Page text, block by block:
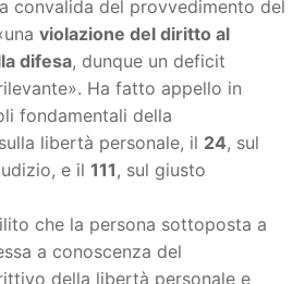
convalida del provvedimento del
violazione del diritto al
difesa, dunque un deficit
Ha fatto appello in
fondamentali della
libertà personale, il 24, sul
e il 111, sul giusto
che la persona sottoposta a
a conoscenza del
della libertà personale e